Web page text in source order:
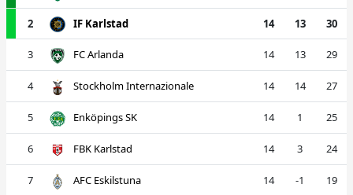
2 IF Karlstad 14 13 30
3 FC Arlanda 14 13 29
4 Stockholm Internazionale 14 14 27
5 Enköpings SK 14 1 25
6 FBK Karlstad 14 3 24
7 AFC Eskilstuna 14 -1 19